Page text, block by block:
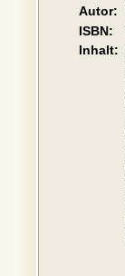
Autor:
ISBN:
Inhalt: